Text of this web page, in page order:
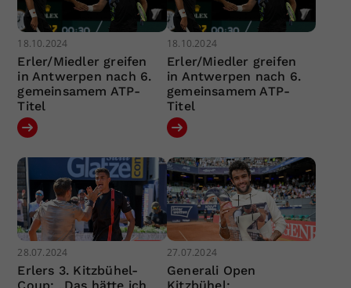
18.10.2024
Erler/Miedler greifen
in Antwerpen nach 6.
gemeinsamem ATP-
Titel
18.10.2024
Erler/Miedler greifen
in Antwerpen nach 6.
gemeinsamem ATP-
Titel
28.07.2024
Erlers 3. Kitzbühel-
27.07.2024
Generali Open